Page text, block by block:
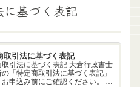
基づく表記
取引法に基づく表記
取引法に基づく表記 大倉行政書士
「特定商取引法に基づく表記」
お申込み前にご確認ください。 事